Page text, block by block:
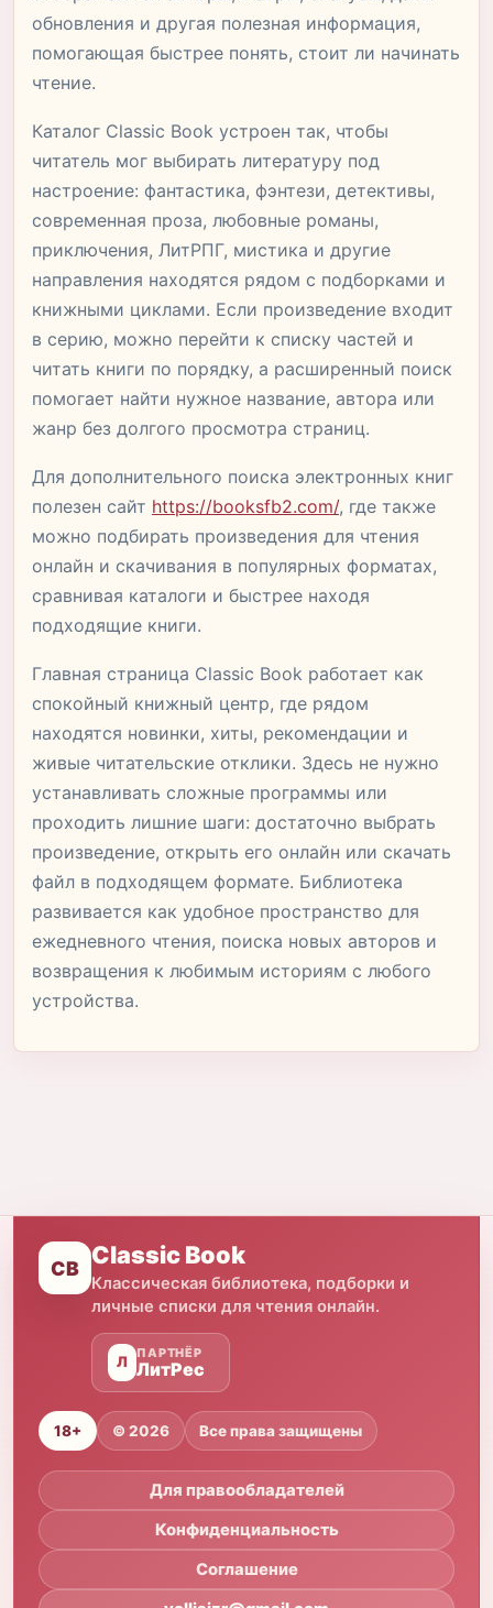
обновления и другая полезная информация,
помогающая быстрее понять, стоит ли начинать
чтение.
Каталог Classic Book устроен так, чтобы
читатель мог выбирать литературу под
настроение: фантастика, фэнтези, детективы,
современная проза, любовные романы,
приключения, ЛитРПГ, мистика и другие
направления находятся рядом с подборками и
книжными циклами. Если произведение входит
в серию, можно перейти к списку частей и
читать книги по порядку, а расширенный поиск
помогает найти нужное название, автора или
жанр без долгого просмотра страниц.
Для дополнительного поиска электронных книг
полезен сайт https://booksfb2.com/, где также
можно подбирать произведения для чтения
онлайн и скачивания в популярных форматах,
сравнивая каталоги и быстрее находя
подходящие книги.
Главная страница Classic Book работает как
спокойный книжный центр, где рядом
находятся новинки, хиты, рекомендации и
живые читательские отклики. Здесь не нужно
устанавливать сложные программы или
проходить лишние шаги: достаточно выбрать
произведение, открыть его онлайн или скачать
файл в подходящем формате. Библиотека
развивается как удобное пространство для
ежедневного чтения, поиска новых авторов и
возвращения к любимым историям с любого
устройства.
CB Classic Book
Классическая библиотека, подборки и
личные списки для чтения онлайн.
Л
ПАРТНЁР
ЛитРес
18+ © 2026 Все права защищены
Для правообладателей
Конфиденциальность
Соглашение